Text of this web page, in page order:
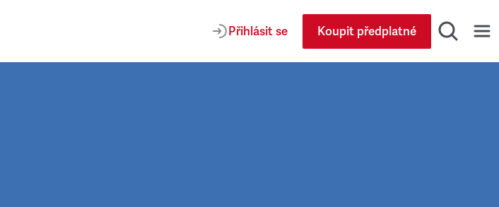
Přihlásit se Koupit předplatné